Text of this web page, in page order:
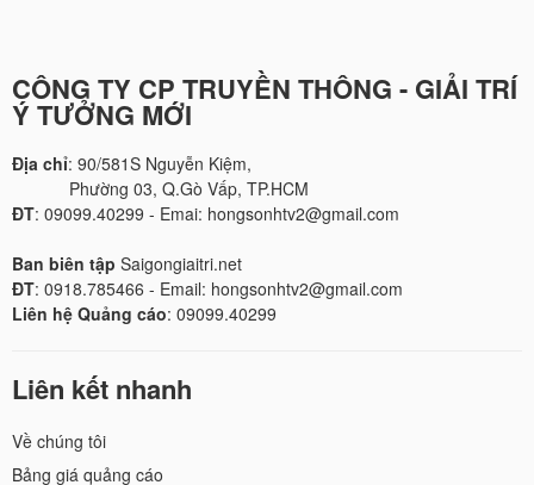
CÔNG TY CP TRUYỀN THÔNG - GIẢI TRÍ
Ý TƯỞNG MỚI
Địa chỉ: 90/581S Nguyễn Kiệm,
Phường 03, Q.Gò Vấp, TP.HCM
ĐT: 09099.40299 - Emai: hongsonhtv2@gmail.com
Ban biên tập Saigongiaitri.net
ĐT: 0918.785466 - Email: hongsonhtv2@gmail.com
Liên hệ Quảng cáo: 09099.40299
Liên kết nhanh
Về chúng tôi
Bảng giá quảng cáo